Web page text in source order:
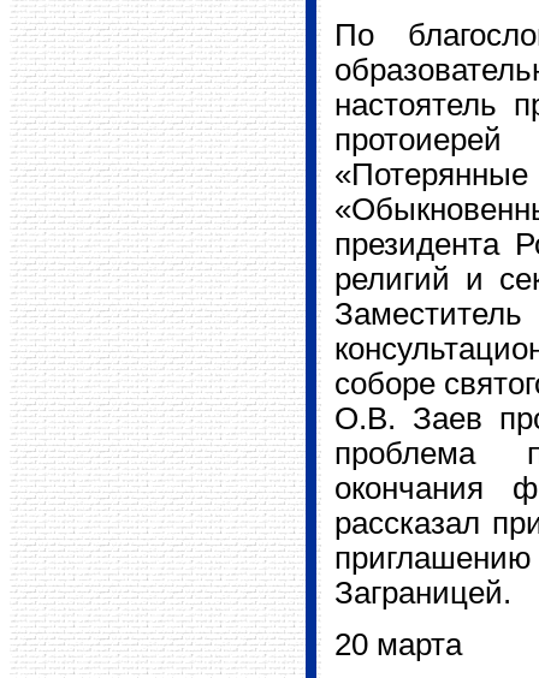
По
настоятель
президента
религий и
соборе
О.В. Заев
проблема
окончания
рассказал
Заграницей.
20 марта